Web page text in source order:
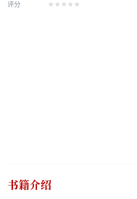
评分
★★★★★
书籍介绍